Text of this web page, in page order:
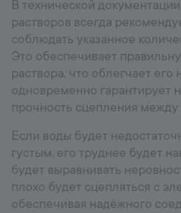
В технической
растворов всегда
соблюдать указанное
Это обеспечивает
раствора, что облегчает его
одновременно гарантирует
прочность сцепления
Если воды будет
густым, его труднее будет
будет выравнивать
плохо будет сцепляться с
обеспечивая надёжного